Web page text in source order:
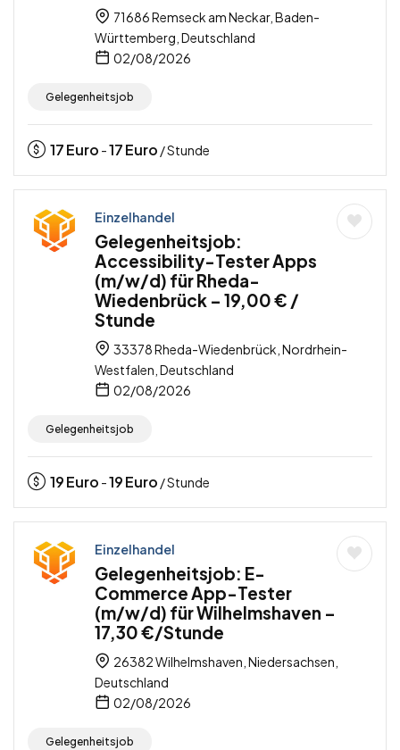
71686 Remseck am Neckar, Baden-
Württemberg, Deutschland
02/08/2026
Gelegenheitsjob
17Euro -17Euro / Stunde
Einzelhandel
Gelegenheitsjob:
Accessibility-Tester Apps
(m/w/d) für Rheda-
Wiedenbrück – 19,00 € /
Stunde
33378 Rheda-Wiedenbrück, Nordrhein-
Westfalen, Deutschland
02/08/2026
Gelegenheitsjob
19Euro -19Euro / Stunde
Einzelhandel
Gelegenheitsjob: E-
Commerce App-Tester
(m/w/d) für Wilhelmshaven –
17,30 €/Stunde
26382 Wilhelmshaven, Niedersachsen,
Deutschland
02/08/2026
Gelegenheitsjob